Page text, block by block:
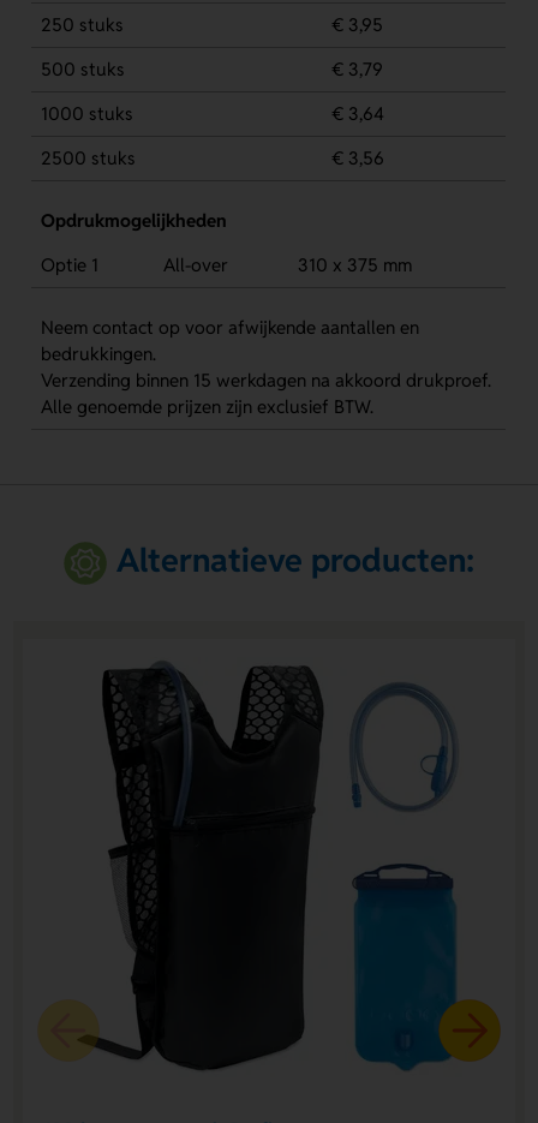
250 stuks
€ 3,95
500 stuks
€ 3,79
1000 stuks
€ 3,64
2500 stuks
€ 3,56
Opdrukmogelijkheden
Optie 1
All-over 310 x 375 mm
Neem contact op voor afwijkende aantallen en
bedrukkingen.
Verzending binnen 15 werkdagen na akkoord drukproef.
Alle genoemde prijzen zijn exclusief BTW.
Alternatieve producten: